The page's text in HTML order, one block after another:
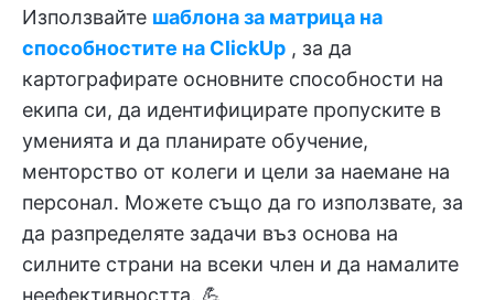
Използвайте шаблона за матрица на
способностите на ClickUp , за да
картографирате основните способности на
екипа си, да идентифицирате пропуските в
уменията и да планирате обучение,
менторство от колеги и цели за наемане на
персонал. Можете също да го използвате, за
да разпределяте задачи въз основа на
силните страни на всеки член и да намалите
неефективността. 💪